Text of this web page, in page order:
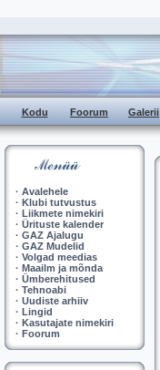
Kodu Foorum Galerii
· Avalehele
· Klubi tutvustus
· Liikmete nimekiri
· Ürituste kalender
· GAZ Ajalugu
· GAZ Mudelid
· Volgad meedias
· Maailm ja mõnda
· Ümberehitused
· Tehnoabi
· Uudiste arhiiv
· Lingid
· Kasutajate nimekiri
· Foorum